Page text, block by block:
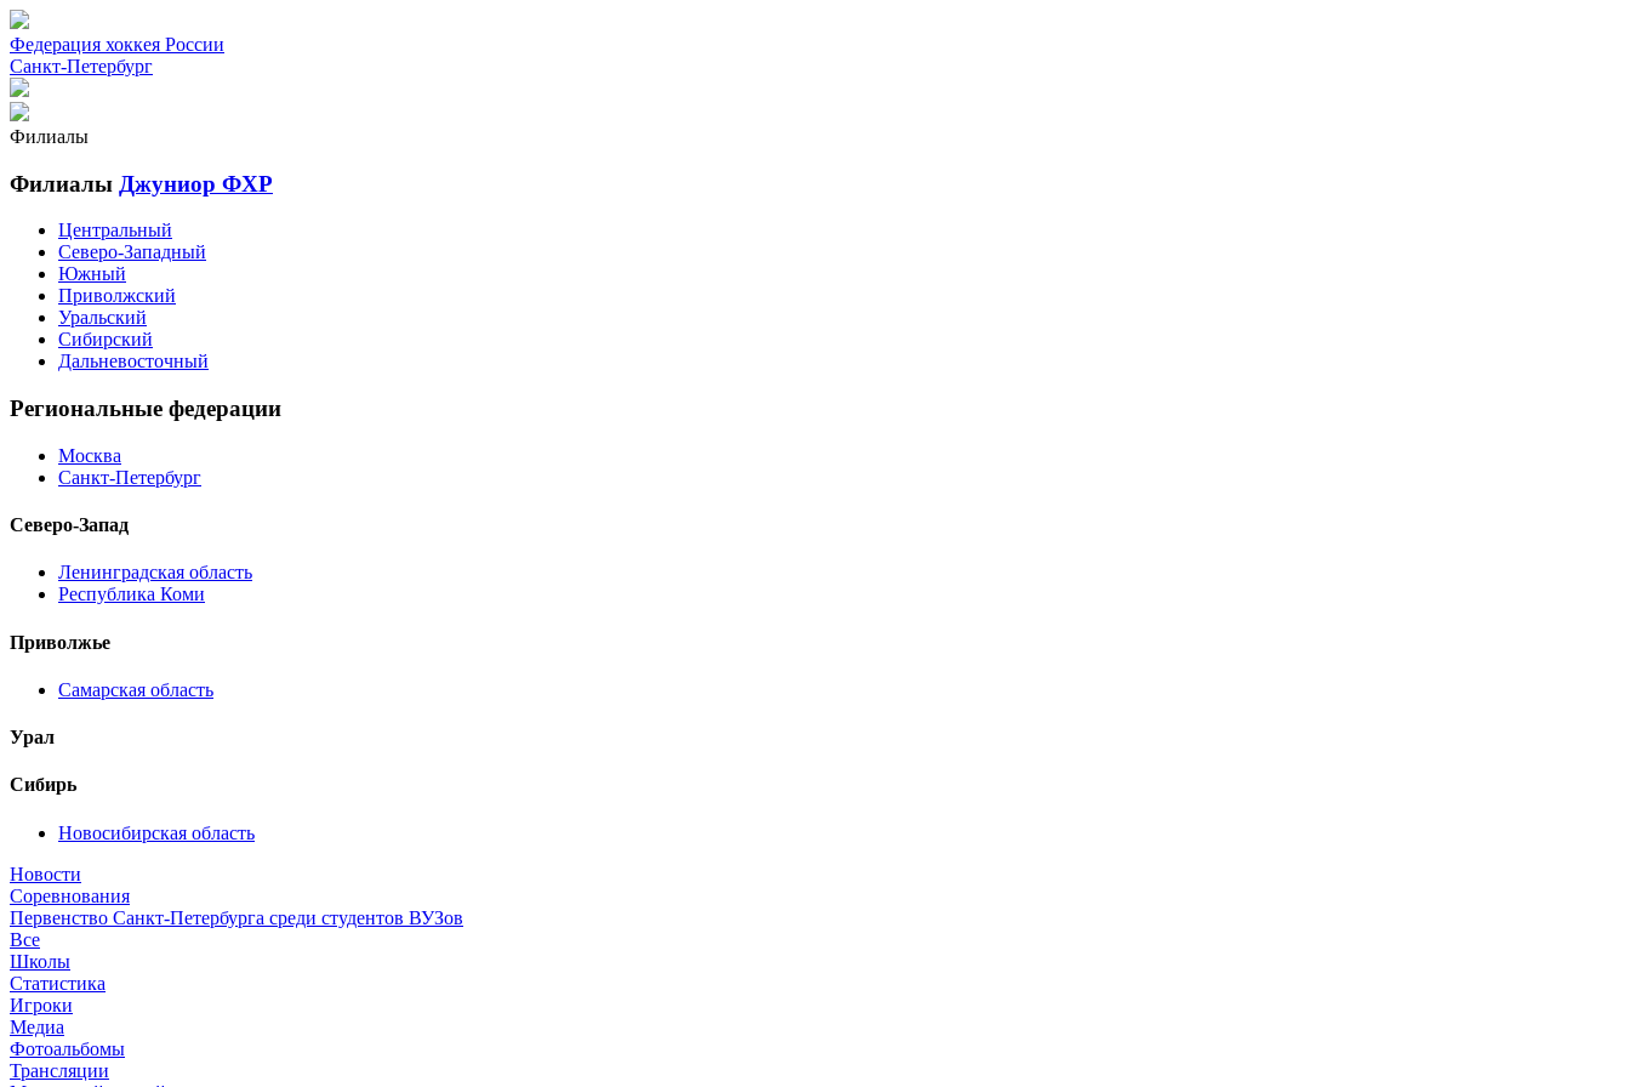
Федерация хоккея России
Санкт-Петербург
Филиалы
Филиалы Джуниор ФХР
Центральный
Северо-Западный
Южный
Приволжский
Уральский
Сибирский
Дальневосточный
Региональные федерации
Москва
Санкт-Петербург
Северо-Запад
Ленинградская область
Республика Коми
Приволжье
Самарская область
Урал
Сибирь
Новосибирская область
Новости
Соревнования
Первенство Санкт-Петербурга среди студентов ВУЗов
Все
Школы
Статистика
Игроки
Медиа
Фотоальбомы
Трансляции